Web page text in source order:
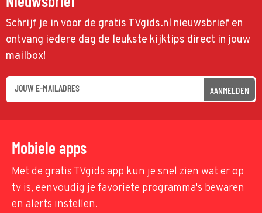
Schrijf je in voor de gratis TVgids.nl nieuwsbrief en
ontvang iedere dag de leukste kijktips direct in jouw
mailbox!
AANMELDEN
Mobiele apps
Met de gratis TVgids app kun je snel zien wat er op
tv is, eenvoudig je favoriete programma's bewaren
en alerts instellen.